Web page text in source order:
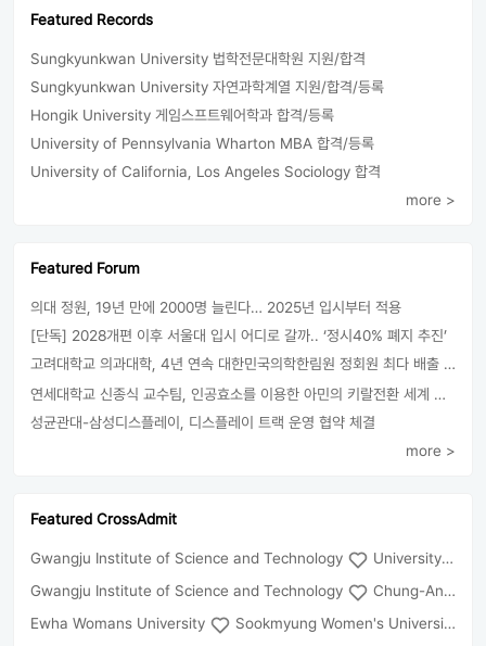
Featured Records
Sungkyunkwan University 법학전문대학원 지원/합격
Sungkyunkwan University 자연과학계열 지원/합격/등록
Hongik University 게임스프트웨어학과 합격/등록
University of Pennsylvania Wharton MBA 합격/등록
University of California, Los Angeles Sociology 합격
more >
Featured Forum
의대 정원, 19년 만에 2000명 늘린다… 2025년 입시부터 적용
[단독] 2028개편 이후 서울대 입시 어디로 갈까.. ‘정시40% 폐지 추진’
고려대학교 의과대학, 4년 연속 대한민국의학한림원 정회원 최다 배출 外
연세대학교 신종식 교수팀, 인공효소를 이용한 아민의 키랄전환 세계 최초로 성공
성균관대-삼성디스플레이, 디스플레이 트랙 운영 협약 체결
more >
Featured CrossAdmit
Gwangju Institute of Science and Technology
University of Seoul
Gwangju Institute of Science and Technology
Chung-Ang University
Ewha Womans University
Sookmyung Women's University